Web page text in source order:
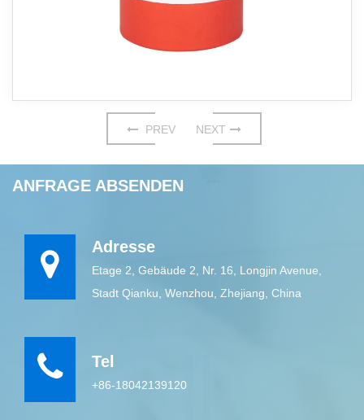
PREV NEXT
ANFRAGE ABSENDEN
Adresse
Etage 2, Gebäude 2, Nr. 16, Longjin Avenue,
Stadt Qianku, Wenzhou, Zhejiang, China
Tel
+86-18042139120